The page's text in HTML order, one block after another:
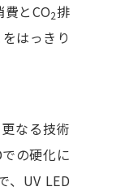
とCO2排
はっきり
なる技術
の硬化に
、UV LED